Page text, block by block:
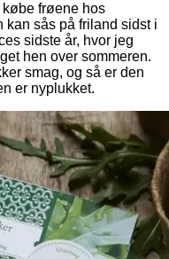
frøene hos
kan sås på friland sidst i
sidste år, hvor jeg
hen over sommeren.
smag, og så er den
er nyplukket.